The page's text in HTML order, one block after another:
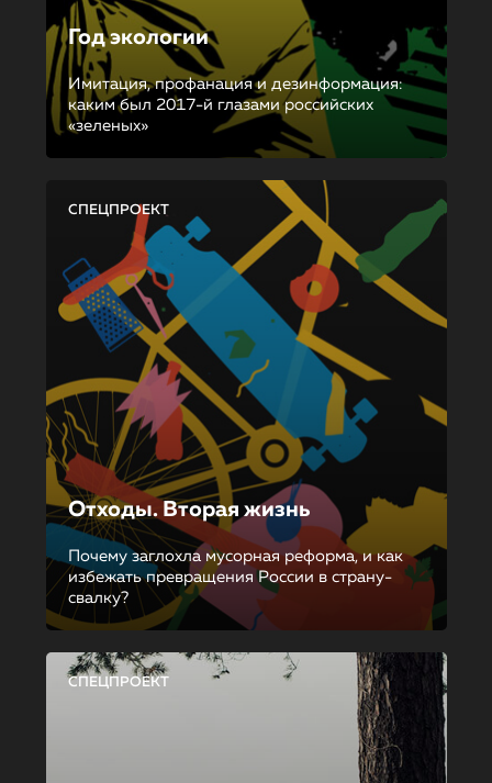
Год экологии
Имитация, профанация и дезинформация:
каким был 2017-й глазами российских
«зеленых»
СПЕЦПРОЕКТ
Отходы. Вторая жизнь
Почему заглохла мусорная реформа, и как
избежать превращения России в страну-
свалку?
СПЕЦПРОЕКТ